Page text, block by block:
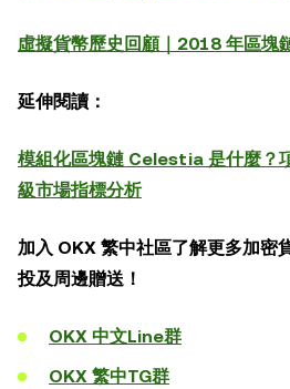
虛擬貨幣歷史回顧｜2018 年區塊
延伸閱讀：
模組化區塊鏈 Celestia 是什麼？
級市場指標分析
加入 OKX 繁中社區了解更多加密
投及周邊贈送！
OKX 中文Line群
OKX 繁中TG群